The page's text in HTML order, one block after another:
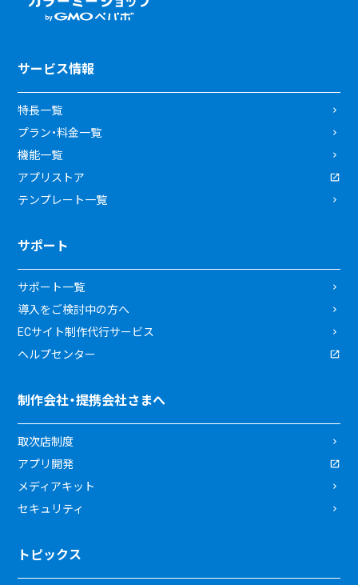
サービス情報
特長一覧
プラン・料金一覧
機能一覧
アプリストア
テンプレート一覧
サポート
サポート一覧
導入をご検討中の方へ
ECサイト制作代行サービス
ヘルプセンター
制作会社・提携会社さまへ
取次店制度
アプリ開発
メディアキット
セキュリティ
トピックス